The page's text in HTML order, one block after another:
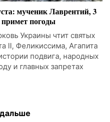
мученик Лаврентий, 3
примет погоды
Украины чтит святых
II, Феликиссима, Агапита
подвига, народных
и главных запретах